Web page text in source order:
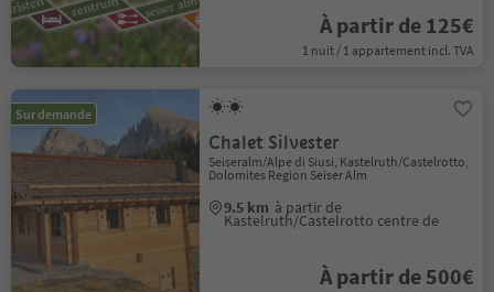
À partir de 125€
1 nuit / 1 appartement incl. TVA
Sur demande
Chalet Silvester
Seiseralm/Alpe di Siusi, Kastelruth/Castelrotto,
Dolomites Region Seiser Alm
9.5 km à partir de
Kastelruth/Castelrotto centre de
À partir de 500€